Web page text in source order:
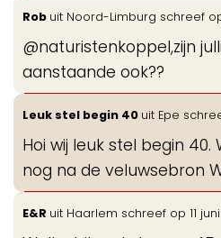
Rob uit Noord-Limburg schreef
@naturistenkoppel,zijn
aanstaande ook??
Leuk stel begin 40 uit Epe
Hoi wij leuk stel begin
nog na de veluwsebron
E&R uit Haarlem schreef op 11